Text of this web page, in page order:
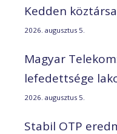
Kedden
2026. augusztus 5.
Magyar
lefedettsége
2026. augusztus 5.
Stabil OTP